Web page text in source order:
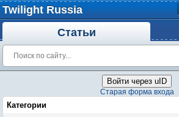
Twilight Russia
Статьи
Войти через uID
Старая форма входа
Категории